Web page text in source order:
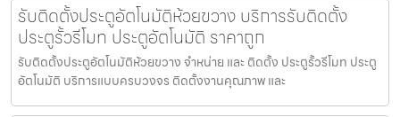
รับติดตั้งประตูอัตโนมัติห้วยขวาง บริการรับติดตั้ง
ประตูรั้วรีโมท ประตูอัตโนมัติ ราคาถูก
รับติดตั้งประตูอัตโนมัติห้วยขวาง จำหน่าย และ ติดตั้ง ประตูรั้วรีโมท ประตู
อัตโนมัติ บริการแบบครบวงจร ติดตั้งงานคุณภาพ และ